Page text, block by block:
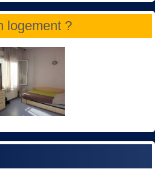
logement ?